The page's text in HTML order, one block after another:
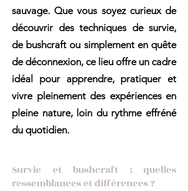
sauvage. Que vous soyez curieux de
découvrir des techniques de survie,
de bushcraft ou simplement en quête
de déconnexion, ce lieu offre un cadre
idéal pour apprendre, pratiquer et
vivre pleinement des expériences en
pleine nature, loin du rythme effréné
du quotidien.
Survie et bushcraft : quelles
ressemblances et différences ?